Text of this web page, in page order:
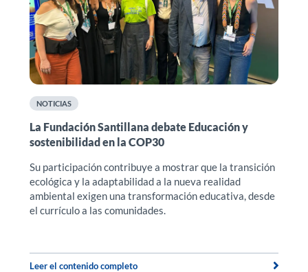
NOTICIAS
La Fundación Santillana debate Educación y
sostenibilidad en la COP30
Su participación contribuye a mostrar que la transición
ecológica y la adaptabilidad a la nueva realidad
ambiental exigen una transformación educativa, desde
el currículo a las comunidades.
Leer el contenido completo